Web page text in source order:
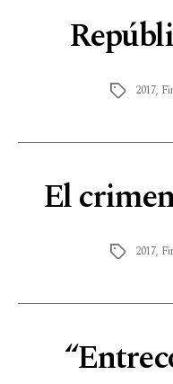
2017,
El
2017,